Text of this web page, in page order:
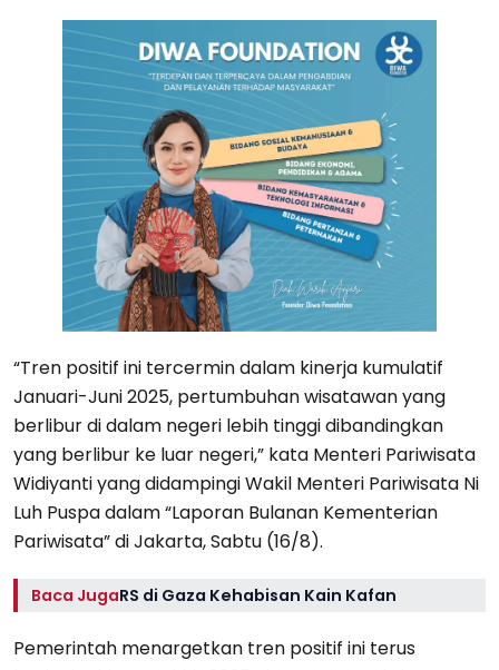
“Tren positif ini tercermin dalam kinerja kumulatif
Januari-Juni 2025, pertumbuhan wisatawan yang
berlibur di dalam negeri lebih tinggi dibandingkan
yang berlibur ke luar negeri,” kata Menteri Pariwisata
Widiyanti yang didampingi Wakil Menteri Pariwisata Ni
Luh Puspa dalam “Laporan Bulanan Kementerian
Pariwisata” di Jakarta, Sabtu (16/8).
Baca JugaRS di Gaza Kehabisan Kain Kafan
Pemerintah menargetkan tren positif ini terus